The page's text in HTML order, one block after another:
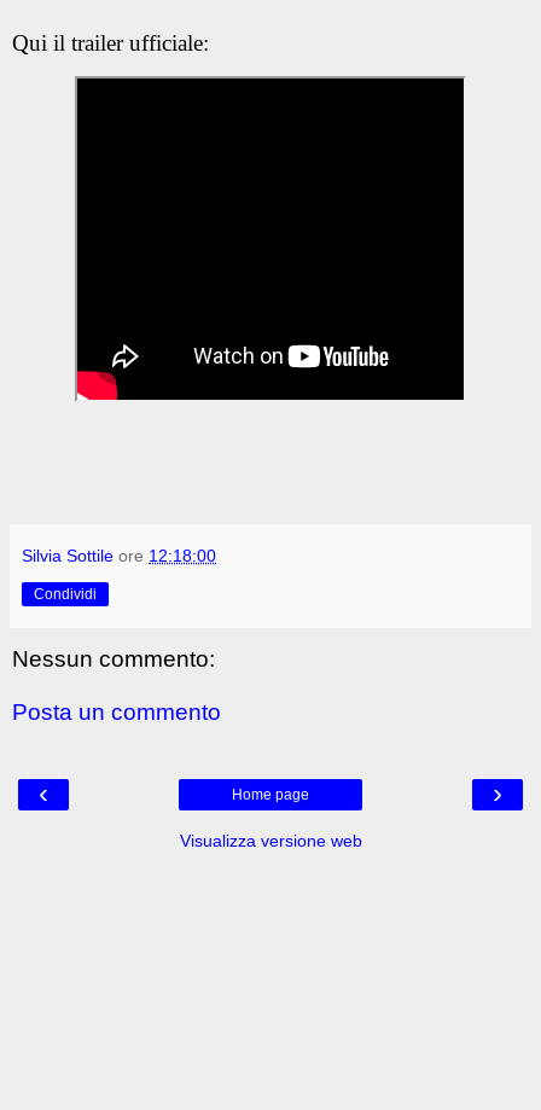
Qui il trailer ufficiale:
Silvia Sottile ore 12:18:00
Condividi
Nessun commento:
Posta un commento
‹ ›
Home page
Visualizza versione web